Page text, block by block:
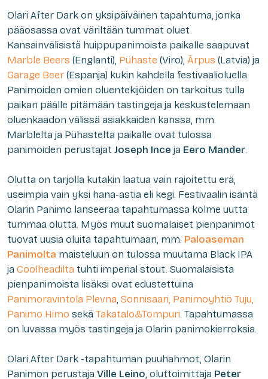
Olari After Dark on yksipäiväinen tapahtuma, jonka
pääosassa ovat väriltään tummat oluet.
Kansainvälisistä huippupanimoista paikalle saapuvat
Marble Beers (Englanti), Pühaste (Viro), Ārpus (Latvia) ja
Garage Beer(Espanja) kukin kahdella festivaalioluella.
Panimoiden omien oluentekijöiden on tarkoitus tulla
paikan päälle pitämään tastingeja ja keskustelemaan
oluenkaadon välissä asiakkaiden kanssa, mm.
Marblelta ja Pühastelta paikalle ovat tulossa
panimoiden perustajat Joseph Ince ja Eero Mander.
Olutta on tarjolla kutakin laatua vain rajoitettu erä,
useimpia vain yksi hana-astia eli kegi. Festivaalin isäntä
Olarin Panimo lanseeraa tapahtumassa kolme uutta
tummaa olutta. Myös muut suomalaiset pienpanimot
tuovat uusia oluita tapahtumaan, mm. Paloaseman
Panimolta maisteluun on tulossa muutama Black IPA
ja Coolheadilta tuhti imperial stout. Suomalaisista
pienpanimoista lisäksi ovat edustettuina
Panimoravintola Plevna, Sonnisaari, Panimoyhtiö Tuju,
Panimo Himo sekä Takatalo&Tompuri. Tapahtumassa
on luvassa myös tastingeja ja Olarin panimokierroksia.
Olari After Dark -tapahtuman puuhahmot, Olarin
Panimon perustaja Ville Leino, oluttoimittaja Peter